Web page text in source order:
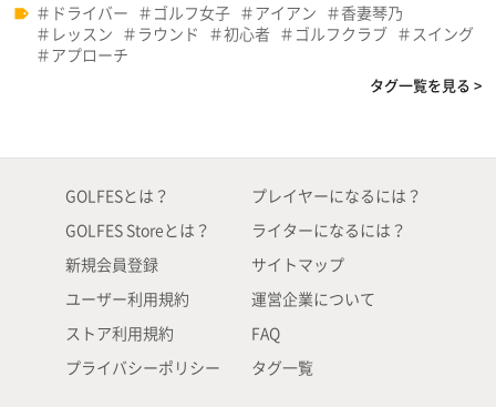
ドライバー ゴルフ女子 アイアン
香妻琴乃
レッスン
ラウンド 初心者 ゴルフクラブ
スイング
アプローチ
タグ一覧を見る >
GOLFESとは？
GOLFES Storeとは？
新規会員登録
ユーザー利用規約
ストア利用規約
プライバシーポリシー
プレイヤーになるには？
ライターになるには？
サイトマップ
運営企業について
FAQ
タグ一覧